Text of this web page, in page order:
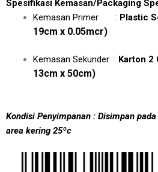
Spesifikasi Kemasan/Packaging
Kemasan Primer : Plastic
19cm x 0.05mcr)
Kemasan Sekunder : Karton 2
13cm x 50cm)
Kondisi Penyimpanan : Disimpan
area kering 25ºc